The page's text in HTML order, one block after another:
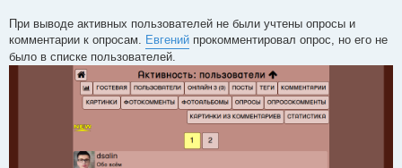
При выводе активных пользователей не были учтены опросы и
комментарии к опросам. Евгений прокомментировал опрос, но его не
было в списке пользователей.